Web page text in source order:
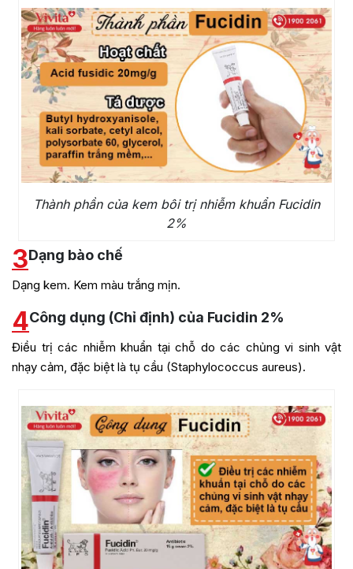
Thành phần của kem bôi trị nhiễm khuẩn Fucidin
2%
3Dạng bào chế
Dạng kem. Kem màu trắng mịn.
4Công dụng (Chỉ định) của Fucidin 2%
Điều trị các nhiễm khuẩn tại chỗ do các chủng vi sinh vật
nhạy cảm, đặc biệt là tụ cầu (Staphylococcus aureus).